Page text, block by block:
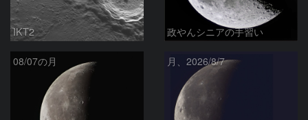
IKT2 政やんシニアの手習い
08/07の月 月、2026/8/7